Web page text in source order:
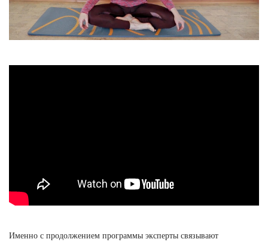
Именно с продолжением программы эксперты связывают